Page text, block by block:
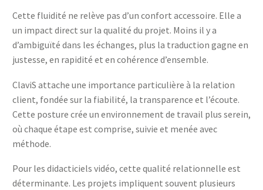
Cette fluidité ne relève pas d’un confort accessoire. Elle a
un impact direct sur la qualité du projet. Moins il y a
d’ambiguïté dans les échanges, plus la traduction gagne en
justesse, en rapidité et en cohérence d’ensemble.
ClaviS attache une importance particulière à la relation
client, fondée sur la fiabilité, la transparence et l’écoute.
Cette posture crée un environnement de travail plus serein,
où chaque étape est comprise, suivie et menée avec
méthode.
Pour les didacticiels vidéo, cette qualité relationnelle est
déterminante. Les projets impliquent souvent plusieurs